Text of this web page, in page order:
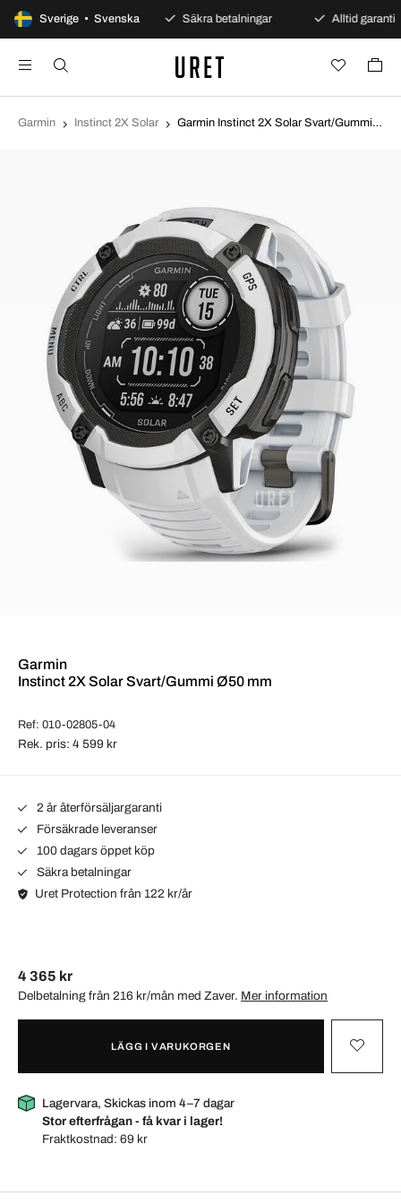
Sverige • Svenska
100 dagars öppet köp Säkra betalningar Alltid garanti
Garmin Instinct 2X Solar Garmin Instinct 2X Solar Svart/Gummi Ø50 mm 010-02805-04
Garmin
Instinct 2X Solar Svart/Gummi Ø50 mm
Ref: 010-02805-04
Rek. pris: 4 599 kr
2 år återförsäljargaranti
Försäkrade leveranser
100 dagars öppet köp
Säkra betalningar
Uret Protection från 122 kr/år
4 365 kr
Delbetalning från 216 kr/mån med Zaver. Mer information
LÄGG I VARUKORGEN
Lagervara, Skickas inom 4–7 dagar
Stor efterfrågan - få kvar i lager!
Fraktkostnad:69 kr